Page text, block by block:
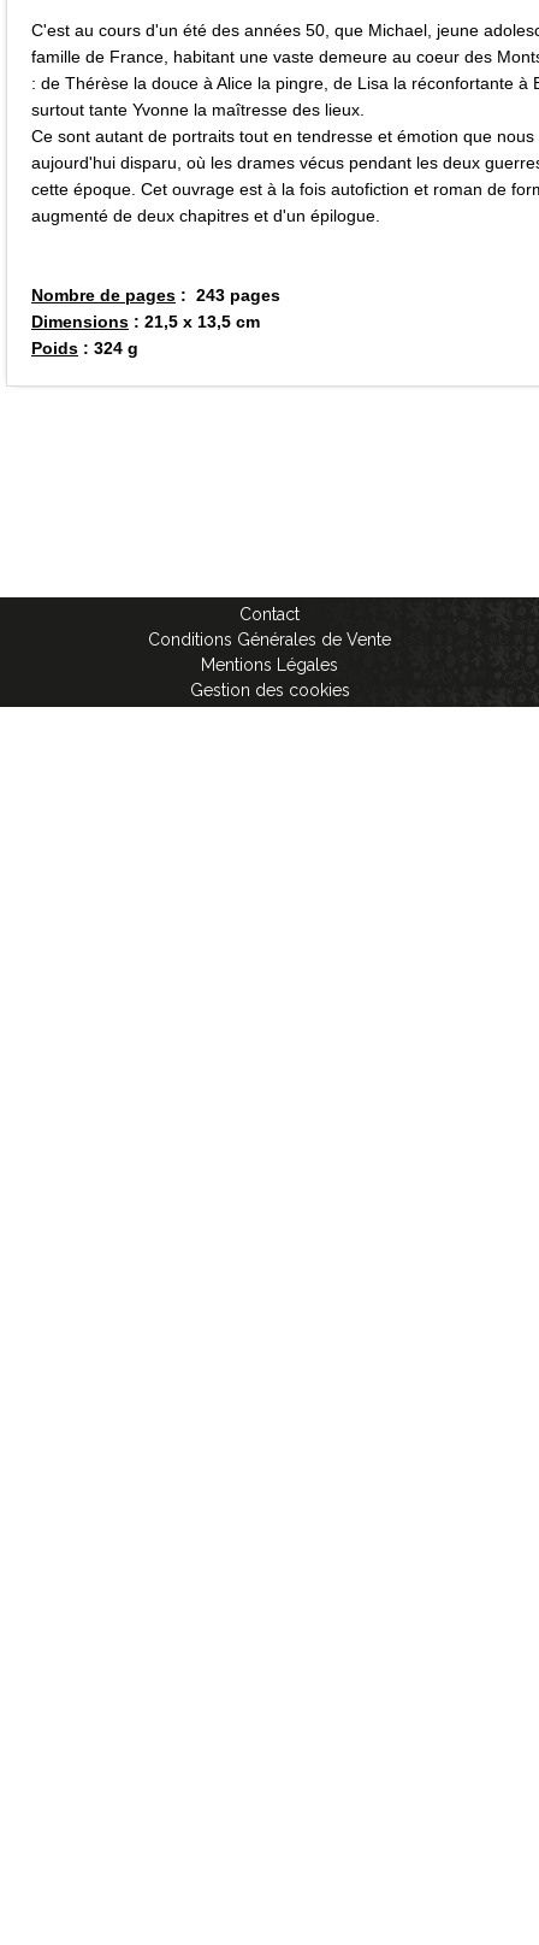
C'est au cours d'un été des années 50, que Michael, jeune
famille de France, habitant une vaste demeure au coeur des
: de Thérèse la douce à Alice la pingre, de Lisa la réconfortante
surtout tante Yvonne la maîtresse des lieux.
Ce sont autant de portraits tout en tendresse et émotion que
aujourd'hui disparu, où les drames vécus pendant les deux
cette époque. Cet ouvrage est à la fois autofiction et roman de
augmenté de deux chapitres et d'un épilogue.
Nombre de pages : 243 pages
Dimensions : 21,5 x 13,5 cm
Poids : 324 g
Contact
Conditions Générales de Vente
Mentions Légales
Gestion des cookies